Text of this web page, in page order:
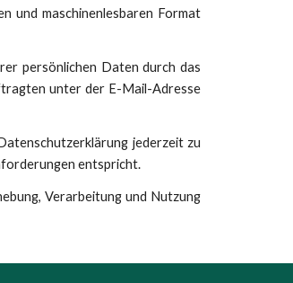
und maschinenlesbaren Format
persönlichen Daten durch das
unter der E-Mail-Adresse
jederzeit zu
entspricht.
Verarbeitung und Nutzung